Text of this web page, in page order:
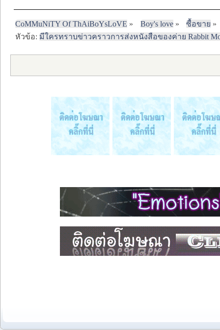
CoMMuNiTY Of ThAiBoYsLoVE » Boy's love» ซื้อขาย »
หัวข้อ: มีใครทราบข่าวคราวการส่งหนังสือของค่าย Rabbit